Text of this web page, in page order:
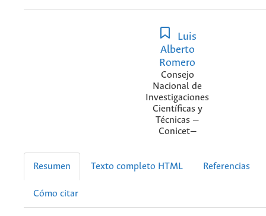
Luis
Alberto
Romero
Consejo
Nacional de
Investigaciones
Científicas y
Técnicas —
Conicet—
Resumen Texto completo HTML Referencias
Cómo citar